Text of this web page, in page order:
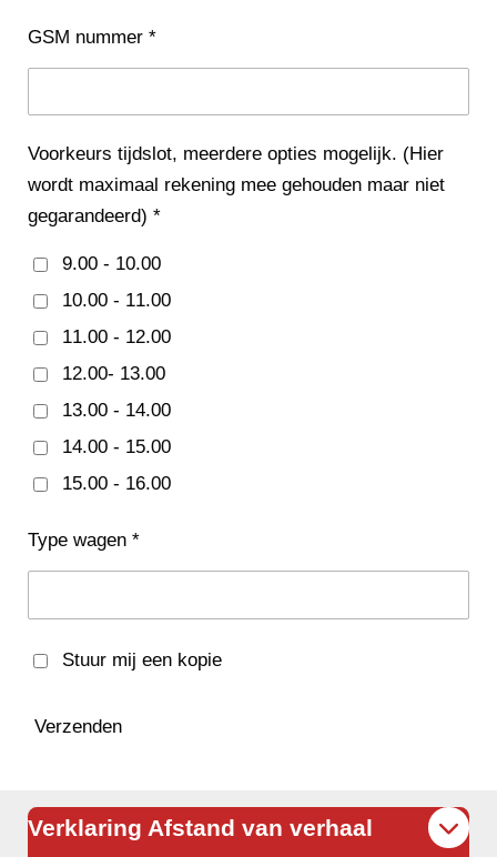
GSM nummer *
Voorkeurs tijdslot, meerdere opties mogelijk. (Hier
wordt maximaal rekening mee gehouden maar niet
gegarandeerd) *
9.00 - 10.00
10.00 - 11.00
11.00 - 12.00
12.00- 13.00
13.00 - 14.00
14.00 - 15.00
15.00 - 16.00
Type wagen *
Stuur mij een kopie
Verzenden
Verklaring Afstand van verhaal